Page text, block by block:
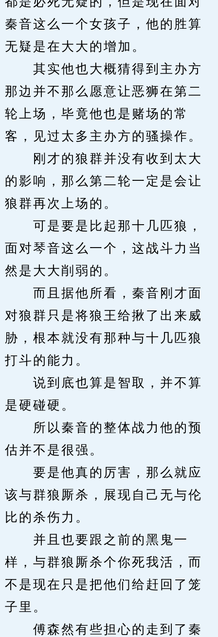
秦音这么一个女孩子，他的胜算
无疑是在大大的增加。
其实他也大概猜得到主办方
那边并不那么愿意让恶狮在第二
轮上场，毕竟他也是赌场的常
客，见过太多主办方的骚操作。
刚才的狼群并没有收到太大
的影响，那么第二轮一定是会让
狼群再次上场的。
可是要是比起那十几匹狼，
面对琴音这么一个，这战斗力当
然是大大削弱的。
而且据他所看，秦音刚才面
对狼群只是将狼王给揪了出来威
胁，根本就没有那种与十几匹狼
打斗的能力。
说到底也算是智取，并不算
是硬碰硬。
所以秦音的整体战力他的预
估并不是很强。
要是他真的厉害，那么就应
该与群狼厮杀，展现自己无与伦
比的杀伤力。
并且也要跟之前的黑鬼一
样，与群狼厮杀个你死我活，而
不是现在只是把他们给赶回了笼
子里。
傅森然有些担心的走到了秦